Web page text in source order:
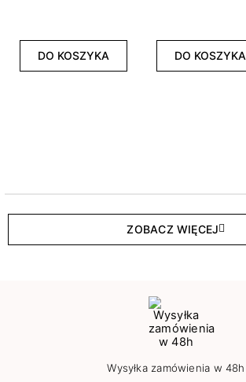
DO KOSZYKA DO KOSZYKA
ZOBACZ WIĘCEJ
Wysyłka zamówienia w 48h